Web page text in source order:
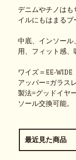
デニムやチノはも
イルにもはまるブ
中底、インソール
用、フィット感、
ワイズ＝EE-WIDE
アッパー=ガラス
製法=グッドイヤ
ソール交換可能。
最近見た商品